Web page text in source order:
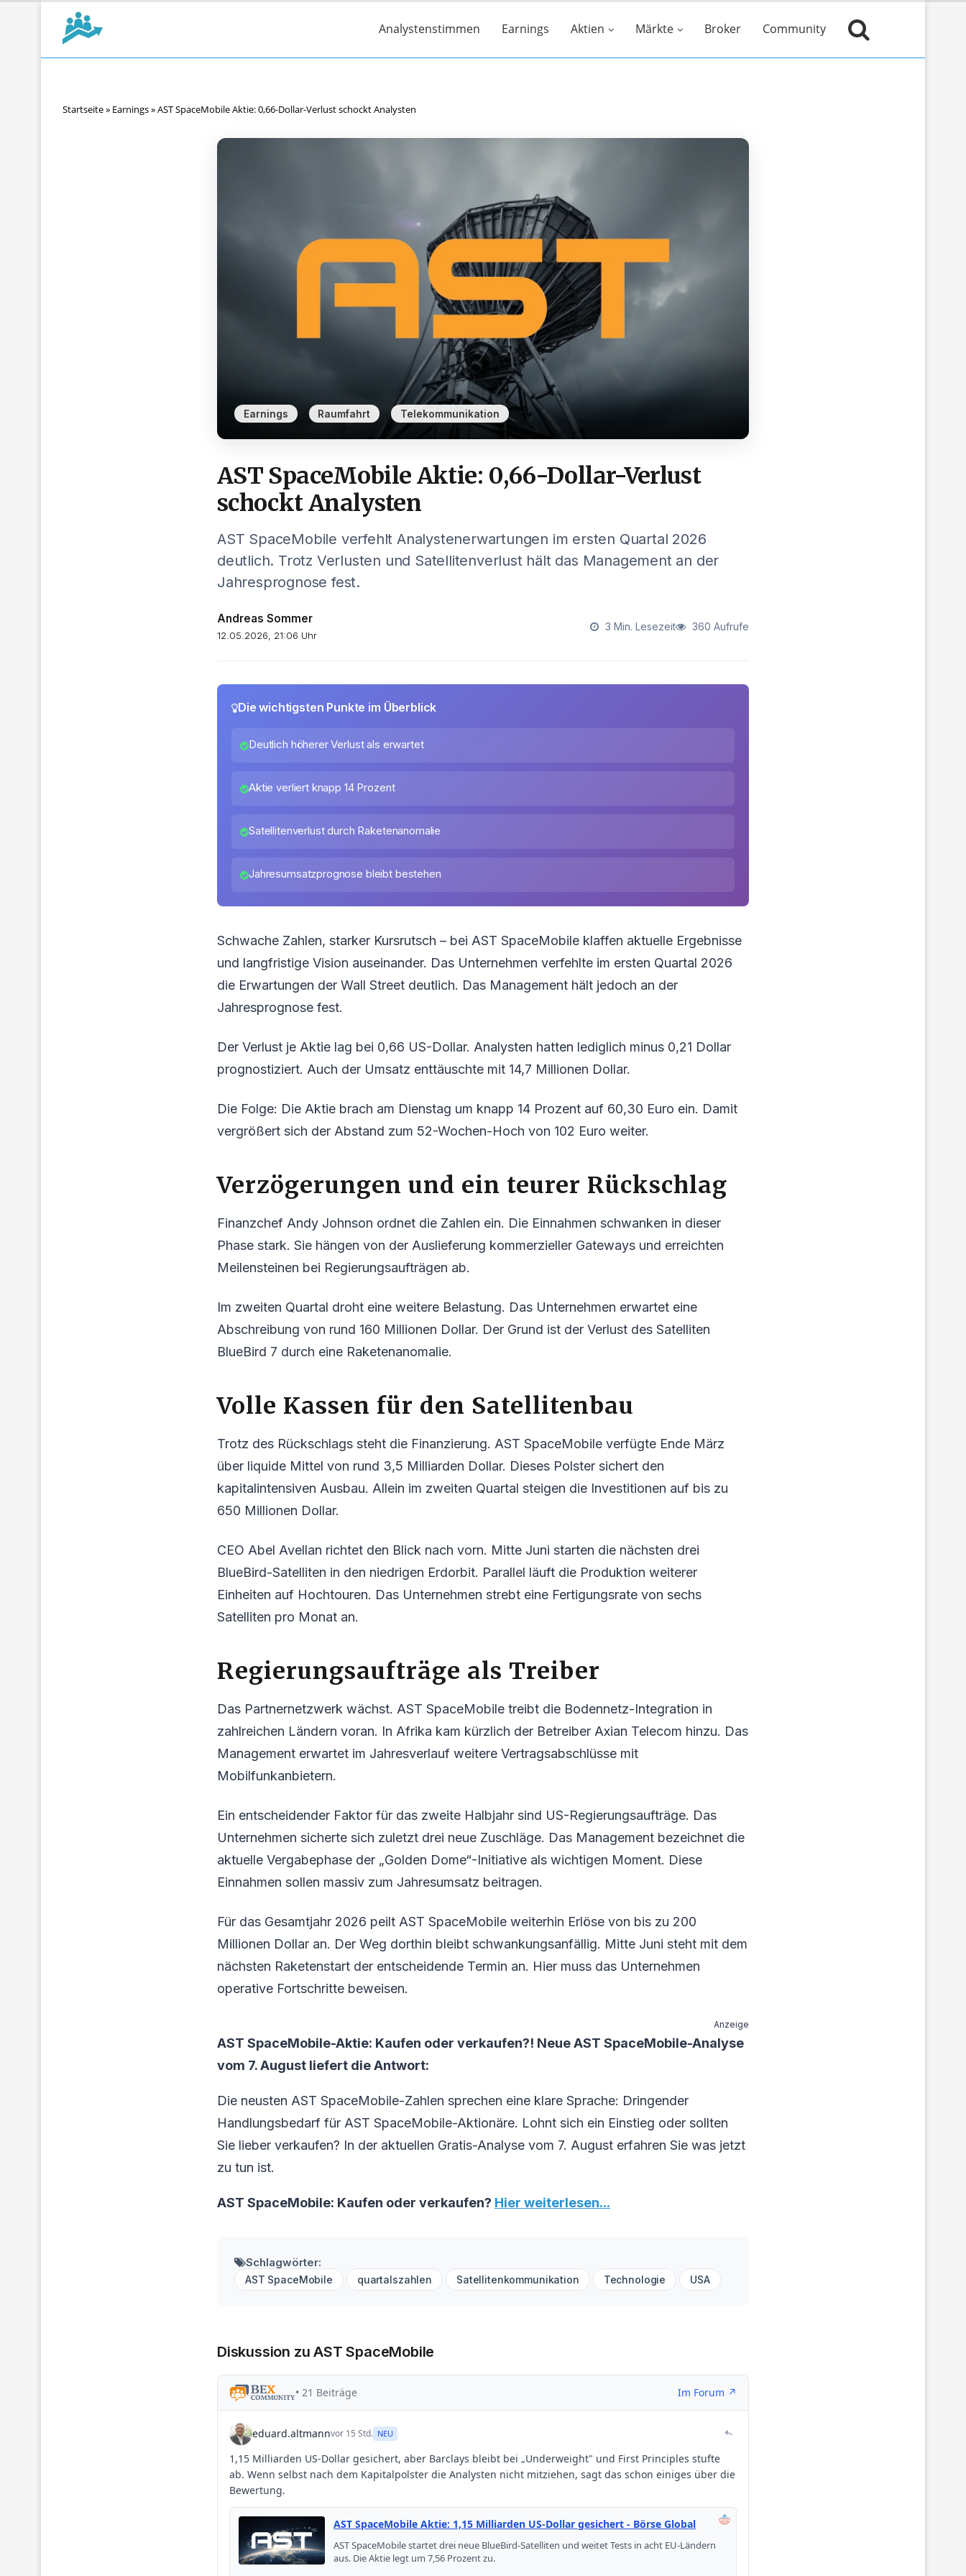
Analystenstimmen Earnings Aktien Märkte Broker Community
Startseite» Earnings»AST SpaceMobile Aktie: 0,66-Dollar-Verlust schockt Analysten
Earnings Raumfahrt , Telekommunikation
AST SpaceMobile Aktie: 0,66-Dollar-Verlust
schockt Analysten
AST SpaceMobile verfehlt Analystenerwartungen im ersten Quartal 2026
deutlich. Trotz Verlusten und Satellitenverlust hält das Management an der
Jahresprognose fest.
Andreas Sommer
12.05.2026, 21:06 Uhr
3 Min. Lesezeit 360 Aufrufe
Die wichtigsten Punkte im Überblick
Deutlich höherer Verlust als erwartet
Aktie verliert knapp 14 Prozent
Satellitenverlust durch Raketenanomalie
Jahresumsatzprognose bleibt bestehen
Schwache Zahlen, starker Kursrutsch – bei AST SpaceMobile klaffen aktuelle Ergebnisse
und langfristige Vision auseinander. Das Unternehmen verfehlte im ersten Quartal 2026
die Erwartungen der Wall Street deutlich. Das Management hält jedoch an der
Jahresprognose fest.
Der Verlust je Aktie lag bei 0,66 US-Dollar. Analysten hatten lediglich minus 0,21 Dollar
prognostiziert. Auch der Umsatz enttäuschte mit 14,7 Millionen Dollar.
Die Folge: Die Aktie brach am Dienstag um knapp 14 Prozent auf 60,30 Euro ein. Damit
vergrößert sich der Abstand zum 52-Wochen-Hoch von 102 Euro weiter.
Verzögerungen und ein teurer Rückschlag
Finanzchef Andy Johnson ordnet die Zahlen ein. Die Einnahmen schwanken in dieser
Phase stark. Sie hängen von der Auslieferung kommerzieller Gateways und erreichten
Meilensteinen bei Regierungsaufträgen ab.
Im zweiten Quartal droht eine weitere Belastung. Das Unternehmen erwartet eine
Abschreibung von rund 160 Millionen Dollar. Der Grund ist der Verlust des Satelliten
BlueBird 7 durch eine Raketenanomalie.
Volle Kassen für den Satellitenbau
Trotz des Rückschlags steht die Finanzierung. AST SpaceMobile verfügte Ende März
über liquide Mittel von rund 3,5 Milliarden Dollar. Dieses Polster sichert den
kapitalintensiven Ausbau. Allein im zweiten Quartal steigen die Investitionen auf bis zu
650 Millionen Dollar.
CEO Abel Avellan richtet den Blick nach vorn. Mitte Juni starten die nächsten drei
BlueBird-Satelliten in den niedrigen Erdorbit. Parallel läuft die Produktion weiterer
Einheiten auf Hochtouren. Das Unternehmen strebt eine Fertigungsrate von sechs
Satelliten pro Monat an.
Regierungsaufträge als Treiber
Das Partnernetzwerk wächst. AST SpaceMobile treibt die Bodennetz-Integration in
zahlreichen Ländern voran. In Afrika kam kürzlich der Betreiber Axian Telecom hinzu. Das
Management erwartet im Jahresverlauf weitere Vertragsabschlüsse mit
Mobilfunkanbietern.
Ein entscheidender Faktor für das zweite Halbjahr sind US-Regierungsaufträge. Das
Unternehmen sicherte sich zuletzt drei neue Zuschläge. Das Management bezeichnet die
aktuelle Vergabephase der „Golden Dome“-Initiative als wichtigen Moment. Diese
Einnahmen sollen massiv zum Jahresumsatz beitragen.
Für das Gesamtjahr 2026 peilt AST SpaceMobile weiterhin Erlöse von bis zu 200
Millionen Dollar an. Der Weg dorthin bleibt schwankungsanfällig. Mitte Juni steht mit dem
nächsten Raketenstart der entscheidende Termin an. Hier muss das Unternehmen
operative Fortschritte beweisen.
Anzeige
AST SpaceMobile-Aktie: Kaufen oder verkaufen?! Neue AST SpaceMobile-Analyse
vom 7. August liefert die Antwort:
Die neusten AST SpaceMobile-Zahlen sprechen eine klare Sprache: Dringender
Handlungsbedarf für AST SpaceMobile-Aktionäre. Lohnt sich ein Einstieg oder sollten
Sie lieber verkaufen? In der aktuellen Gratis-Analyse vom 7. August erfahren Sie was jetzt
zu tun ist.
AST SpaceMobile: Kaufen oder verkaufen? Hier weiterlesen...
Schlagwörter:
AST SpaceMobile quartalszahlen Satellitenkommunikation Technologie USA
Diskussion zu AST SpaceMobile